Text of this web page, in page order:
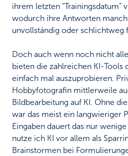
ihrem letzten
wodurch ihre Antworten
unvollständig oder schlichtweg
Doch auch wenn noch nicht
bieten die zahlreichen KI-Tools
einfach mal auszuprobieren.
Hobbyfotografin mittlerweile
Bildbearbeitung auf KI. Ohne
war das meist ein langwieriger
Eingaben dauert das nur
nutze ich KI vor allem als
Brainstormen bei